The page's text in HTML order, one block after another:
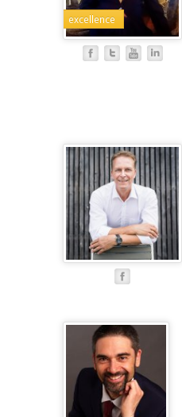
excellence